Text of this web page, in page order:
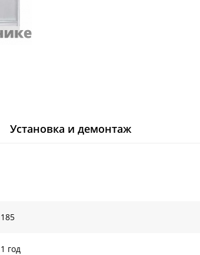
Установка и демонтаж
185
1 год